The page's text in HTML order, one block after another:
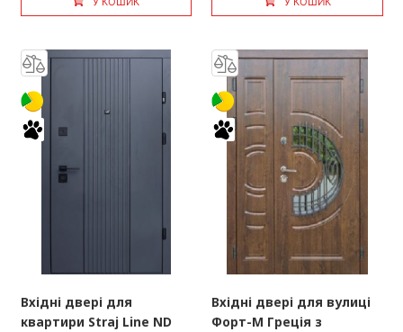
Вхідні двері для
квартири Straj Line ND
Вхідні двері для вулиці
Форт-М Греція з